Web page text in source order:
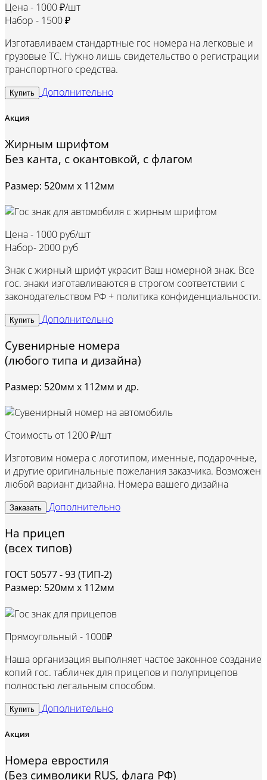
Цена - 1000 ₽/шт
Набор - 1500 ₽
Изготавливаем стандартные гос номера на легковые и
грузовые ТС. Нужно лишь свидетельство о регистрации
транспортного средства.
Купить Дополнительно
Акция
Жирным шрифтом
Без канта, с окантовкой, с флагом
Размер: 520мм х 112мм
Цена - 1000 руб/шт
Набор- 2000 руб
Знак с жирный шрифт украсит Ваш номерной знак. Все
гос. знаки изготавливаются в строгом соответствии с
законодательством РФ + политика конфиденциальности.
Купить Дополнительно
Сувенирные номера
(любого типа и дизайна)
Размер: 520мм х 112мм и др.
Стоимость от 1200 ₽/шт
Изготовим номера с логотипом, именные, подарочные,
и другие оригинальные пожелания заказчика. Возможен
любой вариант дизайна. Номера вашего дизайна
Заказать Дополнительно
На прицеп
(всех типов)
ГОСТ 50577 - 93 (ТИП-2)
Размер: 520мм х 112мм
Прямоугольный - 1000₽
Наша организация выполняет частое законное создание
копий гос. табличек для прицепов и полуприцепов
полностью легальным способом.
Купить Дополнительно
Акция
Номера евростиля
(Без символики RUS, флага РФ)